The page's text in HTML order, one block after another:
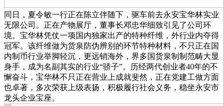
同日，夏令敏一行正在陈立伴随下，驱车前去永安宝华林实业
无限公司。正在产物展厅，董事长邓忠华细致引见了公司环
境。宝华林凭仗一项国内独家出产的特种纤维，外行业内夺得
冠军。该纤维做为货泉防伪辨别的环节特种材料，不只正在国
内制币行业举脚轻沉，更远销海外，界多国货泉制制范畴大显
身手，成为名副其实的行业“骄子”。历经两代创业者40年的不
懈奋斗，宝华林不只正在营业上成就斐然，正在党建工做方面
也卓著，多次荣获上级表扬，积极履行社会义务，稳坐永安市
龙头企业宝座。